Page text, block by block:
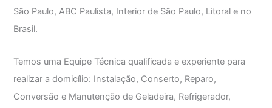
São Paulo, ABC Paulista, Interior de São Paulo, Litoral e no
Brasil.
Temos uma Equipe Técnica qualificada e experiente para
realizar a domicílio: Instalação, Conserto, Reparo,
Conversão e Manutenção de Geladeira, Refrigerador,